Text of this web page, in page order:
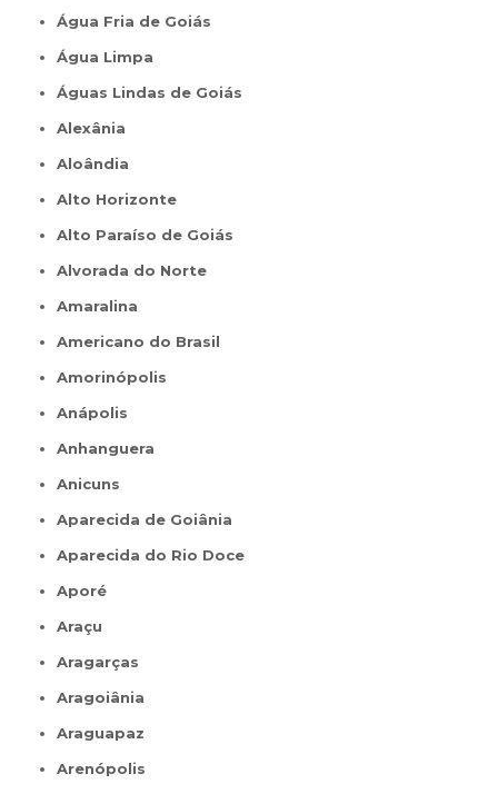
Água Fria de Goiás
Água Limpa
Águas Lindas de Goiás
Alexânia
Aloândia
Alto Horizonte
Alto Paraíso de Goiás
Alvorada do Norte
Amaralina
Americano do Brasil
Amorinópolis
Anápolis
Anhanguera
Anicuns
Aparecida de Goiânia
Aparecida do Rio Doce
Aporé
Araçu
Aragarças
Aragoiânia
Araguapaz
Arenópolis